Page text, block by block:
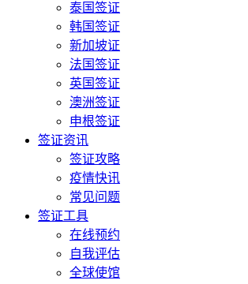
泰国签证
韩国签证
新加坡证
法国签证
英国签证
澳洲签证
申根签证
签证资讯
签证攻略
疫情快讯
常见问题
签证工具
在线预约
自我评估
全球使馆